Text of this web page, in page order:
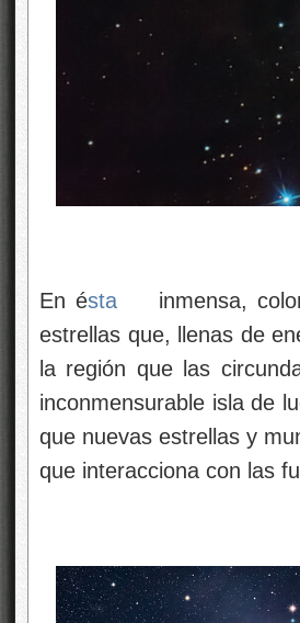
En ésta
inmensa,
estrellas que, llenas de
la región que las
inconmensurable isla de
que nuevas estrellas y
que interacciona con las